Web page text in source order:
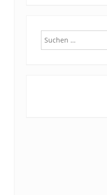
Suchen
nach: